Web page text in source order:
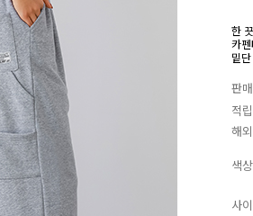
한
카
밑
판
적
해
색상
사